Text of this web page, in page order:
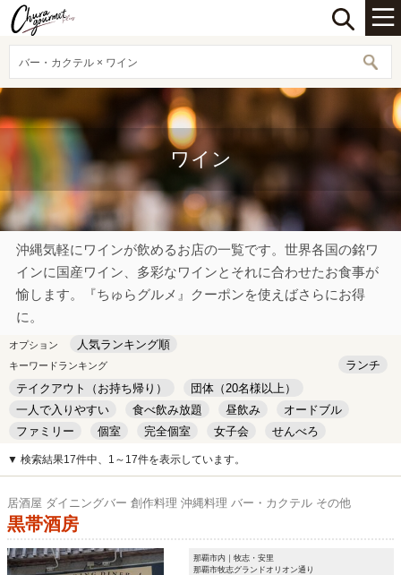
バー・カクテル × ワイン
ワイン
沖縄気軽にワインが飲めるお店の一覧です。世界各国の銘ワ
インに国産ワイン、多彩なワインとそれに合わせたお食事が
愉します。『ちゅらグルメ』クーポンを使えばさらにお得
に。
オプション 人気ランキング順
キーワードランキング
ランチ
テイクアウト（お持ち帰り）
団体（20名様以上）
一人で入りやすい
食べ飲み放題 昼飲み
オードブル
ファミリー
個室 完全個室 女子会
せんべろ
キッズルーム
安い デート
▼ 検索結果17件中、1～17件を表示しています。
居酒屋 ダイニングバー 創作料理 沖縄料理 バー・カクテル その他
黒帯酒房
那覇市内｜牧志・安里
那覇市牧志グランドオリオン通り